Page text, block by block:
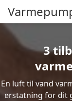
3
En luft til vand
erstatning for dit